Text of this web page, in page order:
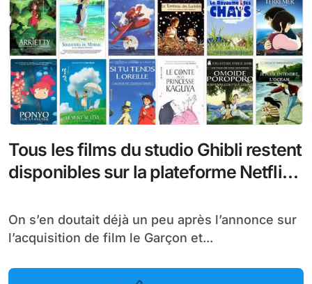
Tous les films du studio Ghibli restent
disponibles sur la plateforme Netflix
On s’en doutait déjà un peu après l’annonce sur
l’acquisition de film le Garçon et...